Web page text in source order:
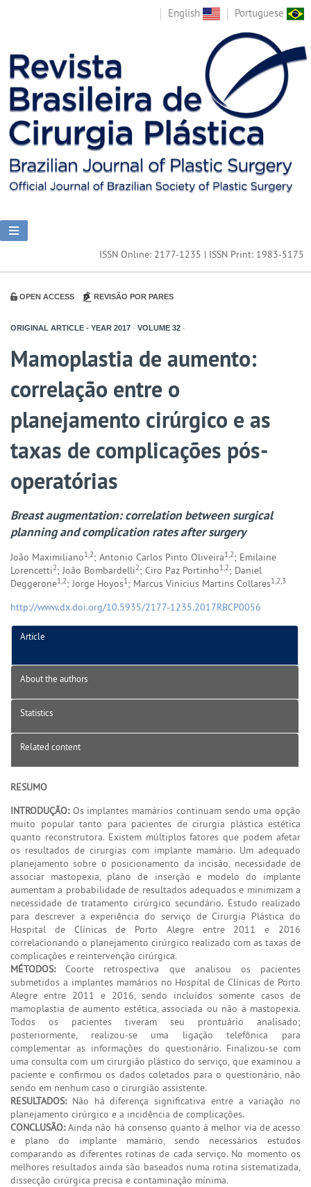
English Portuguese
ISSN Online: 2177-1235 | ISSN Print: 1983-5175
OPEN ACCESS REVISÃO POR PARES
ORIGINAL ARTICLE - YEAR 2017 - VOLUME 32 -
Mamoplastia de aumento:
correlação entre o
planejamento cirúrgico e as
taxas de complicações pós-
operatórias
Breast augmentation: correlation between surgical
planning and complication rates after surgery
João Maximiliano1,2; Antonio Carlos Pinto Oliveira1,2; Emilaine
Lorencetti2; João Bombardelli2; Ciro Paz Portinho1,2; Daniel
Deggerone1,2; Jorge Hoyos1; Marcus Vinicius Martins Collares1,2,3
http://www.dx.doi.org/10.5935/2177-1235.2017RBCP0056
Article
About the authors
Statistics
Related content
RESUMO
INTRODUÇÃO:Os implantes mamários continuam sendo uma opção
muito popular tanto para pacientes de cirurgia plástica estética
quanto reconstrutora. Existem múltiplos fatores que podem afetar
os resultados de cirurgias com implante mamário. Um adequado
planejamento sobre o posicionamento da incisão, necessidade de
associar mastopexia, plano de inserção e modelo do implante
aumentam a probabilidade de resultados adequados e minimizam a
necessidade de tratamento cirúrgico secundário. Estudo realizado
para descrever a experiência do serviço de Cirurgia Plástica do
Hospital de Clínicas de Porto Alegre entre 2011 e 2016
correlacionando o planejamento cirúrgico realizado com as taxas de
complicações e reintervenção cirúrgica.
MÉTODOS:Coorte retrospectiva que analisou os pacientes
submetidos a implantes mamários no Hospital de Clínicas de Porto
Alegre entre 2011 e 2016, sendo incluídos somente casos de
mamoplastia de aumento estética, associada ou não à mastopexia.
Todos os pacientes tiveram seu prontuário analisado;
posteriormente, realizou-se uma ligação telefônica para
complementar as informações do questionário. Finalizou-se com
uma consulta com um cirurgião plástico do serviço, que examinou a
paciente e confirmou os dados coletados para o questionário, não
sendo em nenhum caso o cirurgião assistente.
RESULTADOS:Não há diferença significativa entre a variação no
planejamento cirúrgico e a incidência de complicações.
CONCLUSÃO:Ainda não há consenso quanto à melhor via de acesso
e plano do implante mamário, sendo necessários estudos
comparando as diferentes rotinas de cada serviço. No momento os
melhores resultados ainda são baseados numa rotina sistematizada,
dissecção cirúrgica precisa e contaminação mínima.